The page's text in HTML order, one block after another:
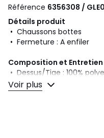
Référence 6356308 /
Détails produit
• Chaussons bottes
• Fermeture : A enfiler
Composition et Entretien
• Dessus/Tige : 100%
• Doublure : 100% polyester
• Semelle intérieure : 100%
Voir plus